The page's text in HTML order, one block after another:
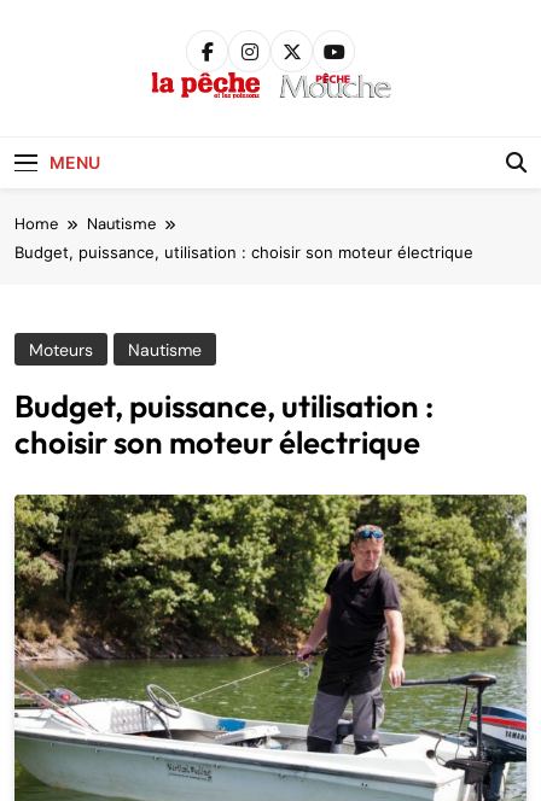
MENU
Home Nautisme
Budget, puissance, utilisation : choisir son moteur électrique
Moteurs Nautisme
Budget, puissance, utilisation :
choisir son moteur électrique